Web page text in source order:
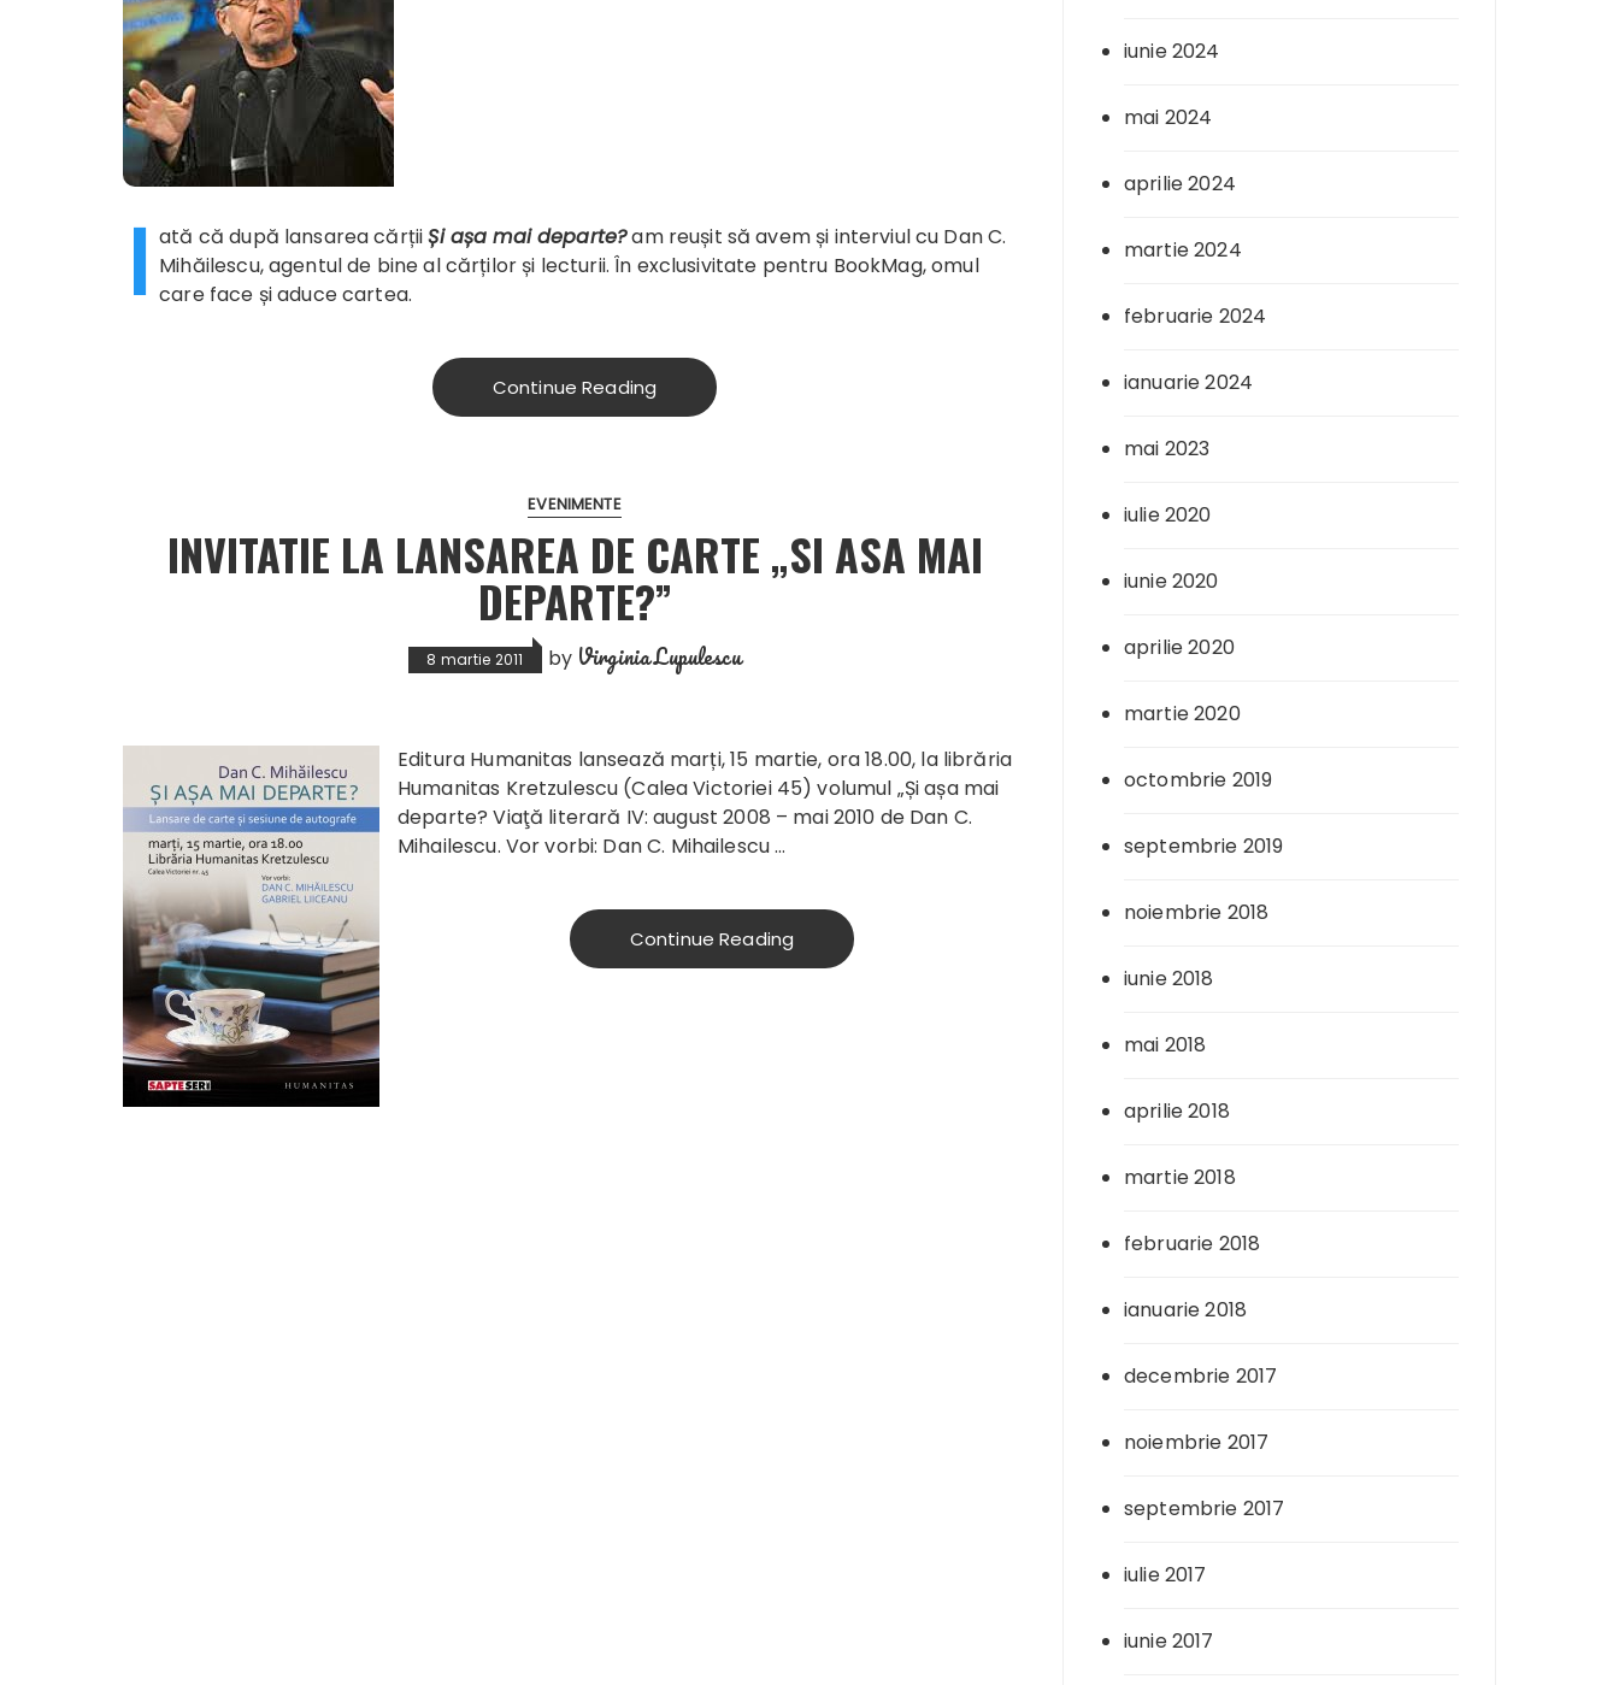
I ată că după lansarea cărțiiȘi așa mai departe?am reușit să avem și interviul cu Dan C.
Mihăilescu, agentul de bine al cărților și lecturii. În exclusivitate pentru BookMag, omul
care face și aduce cartea.
Continue Reading
EVENIMENTE
INVITATIE LA LANSAREA DE CARTE „SI ASA MAI
DEPARTE?”
8 martie 2011 by Virginia Lupulescu
Editura Humanitas lansează marți, 15 martie, ora 18.00, la librăria
Humanitas Kretzulescu (Calea Victoriei 45) volumul „Și așa mai
departe? Viaţă literară IV: august 2008 – mai 2010 de Dan C.
Mihailescu. Vor vorbi: Dan C. Mihailescu …
Continue Reading
iunie 2024
mai 2024
aprilie 2024
martie 2024
februarie 2024
ianuarie 2024
mai 2023
iulie 2020
iunie 2020
aprilie 2020
martie 2020
octombrie 2019
septembrie 2019
noiembrie 2018
iunie 2018
mai 2018
aprilie 2018
martie 2018
februarie 2018
ianuarie 2018
decembrie 2017
noiembrie 2017
septembrie 2017
iulie 2017
iunie 2017